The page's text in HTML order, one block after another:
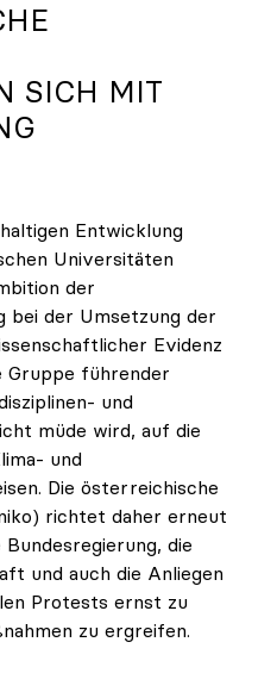
SICH MIT
Entwicklung
Universitäten
der
bei der Umsetzung der
Evidenz
Gruppe führender
und
müde wird, auf die
und
Die österreichische
richtet daher erneut
die
und auch die Anliegen
Protests ernst zu
zu ergreifen.
solidarisieren sich